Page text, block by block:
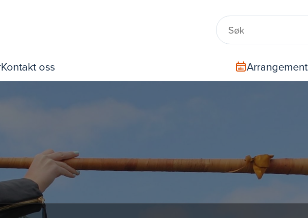
Kontakt oss Arrangement